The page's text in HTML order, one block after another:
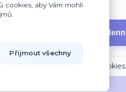
↩ Vrátit zboží ve
Upravit sběr cookies.
cookies, aby Vám mohli
Přijmout všechny